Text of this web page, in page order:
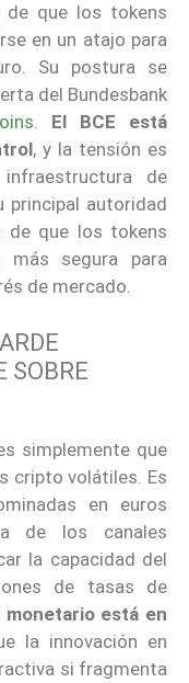
de que los tokens
en un atajo para
Su postura se
del Bundesbank
. El BCE está
, y la tensión es
de
principal autoridad
de que los tokens
segura para
de mercado.
SOBRE
simplemente que
cripto volátiles. Es
en euros
de los canales
la capacidad del
de tasas de
está en
la innovación en
si fragmenta